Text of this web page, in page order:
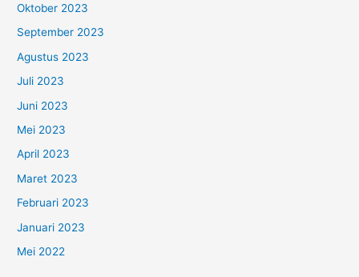
Oktober 2023
September 2023
Agustus 2023
Juli 2023
Juni 2023
Mei 2023
April 2023
Maret 2023
Februari 2023
Januari 2023
Mei 2022